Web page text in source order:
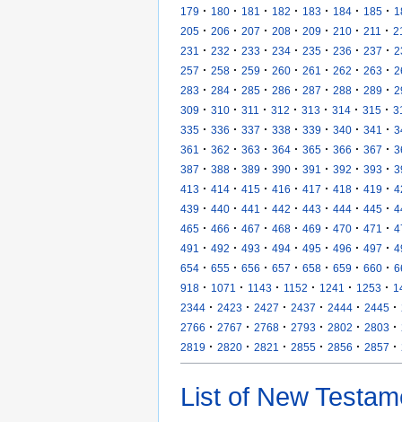
179 · 180 · 181 · 182 · 183 · 184 · 185 ·
205 · 206 · 207 · 208 · 209 · 210 · 211 ·
231
· 232 · 233 · 234 · 235 · 236 · 237 ·
257 · 258 · 259 · 260 · 261 · 262 · 263 ·
283 · 284 · 285 · 286 · 287 · 288 · 289 ·
309 · 310 · 311 · 312 · 313 · 314 · 315 ·
335 · 336 · 337 · 338 · 339 · 340 · 341 ·
361
· 362 · 363 · 364 · 365 · 366 · 367 ·
387 · 388 · 389 · 390 · 391 · 392 · 393 ·
413 · 414 · 415 · 416 · 417 · 418 · 419 ·
439 · 440 · 441 · 442 · 443 · 444 · 445 ·
465 · 466 · 467 · 468 · 469 · 470 · 471 ·
491
· 492 · 493 · 494 · 495 · 496 · 497 ·
654 · 655 · 656 · 657 · 658 · 659 · 660 ·
918 · 1071 · 1143 · 1152 · 1241 · 1253 ·
2344 · 2423 · 2427 · 2437 · 2444 · 2445 ·
2766 · 2767 · 2768 · 2793 · 2802 · 2803 ·
2819 · 2820 · 2821 · 2855 · 2856 · 2857 ·
List of New